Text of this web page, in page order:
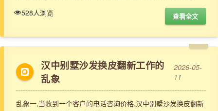
528人浏览
查看全文
汉中别墅沙发换皮翻新工作的
乱象
2026-05-
11
乱象一,当收到一个客户的电话咨询价格,汉中别墅沙发换皮翻新